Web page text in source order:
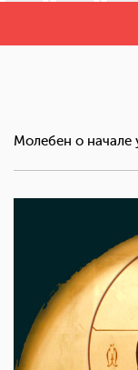
Молебен о начале